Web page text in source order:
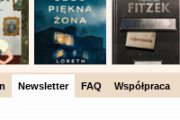
Newsletter FAQ Współpraca